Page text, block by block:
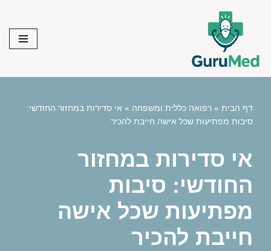
content
דף הבית » רפואה כללית ומשפחה » אי סדירות במחזור החודשי:
סיבות מפתיעות שכל אישה חייבת להכיר
אי סדירות במחזור
החודשי: סיבות
מפתיעות שכל אישה
חייבת להכיר